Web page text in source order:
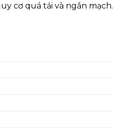
cơ quá tải và ngắn mạch.